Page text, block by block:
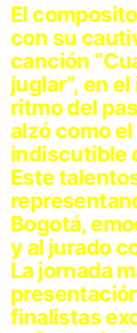
El
con su
canción
juglar”, en
ritmo del
alzó como
indiscutible
Este
Bogotá,
y al jurado
La jornada
finalistas